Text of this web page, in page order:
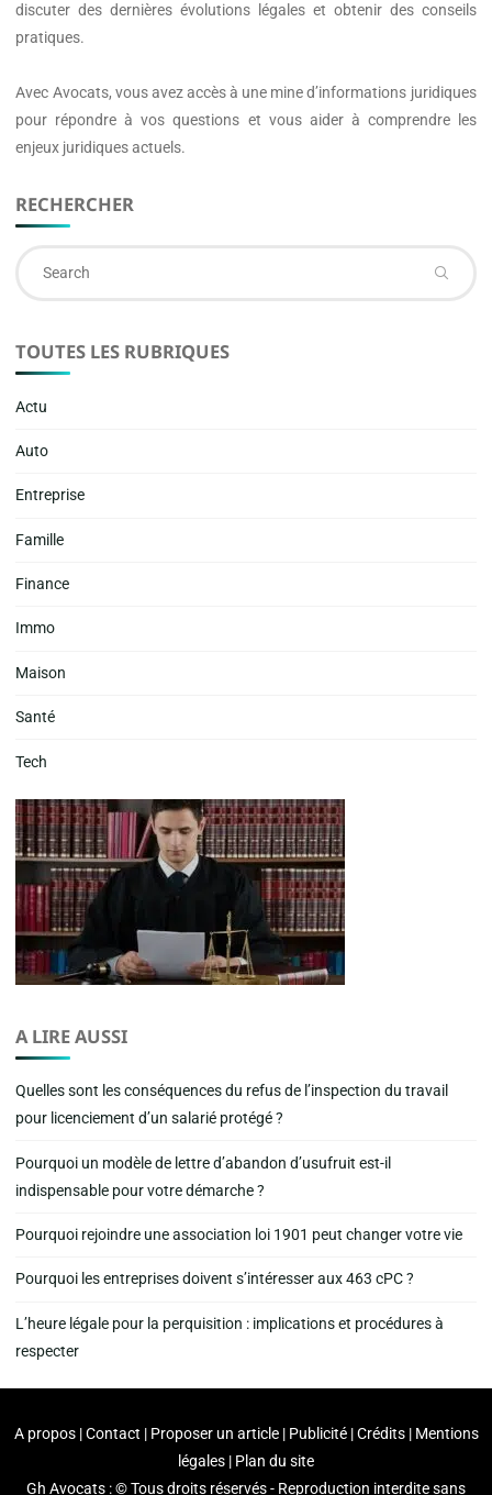
discuter des dernières évolutions légales et obtenir des conseils
pratiques.
Avec Avocats, vous avez accès à une mine d’informations juridiques
pour répondre à vos questions et vous aider à comprendre les
enjeux juridiques actuels.
RECHERCHER
TOUTES LES RUBRIQUES
Actu
Auto
Entreprise
Famille
Finance
Immo
Maison
Santé
Tech
A LIRE AUSSI
Quelles sont les conséquences du refus de l’inspection du travail
pour licenciement d’un salarié protégé ?
Pourquoi un modèle de lettre d’abandon d’usufruit est-il
indispensable pour votre démarche ?
Pourquoi rejoindre une association loi 1901 peut changer votre vie
Pourquoi les entreprises doivent s’intéresser aux 463 cPC ?
L’heure légale pour la perquisition : implications et procédures à
respecter
A propos | Contact | Proposer un article | Publicité | Crédits | Mentions
légales | Plan du site
Gh Avocats : © Tous droits réservés - Reproduction interdite sans